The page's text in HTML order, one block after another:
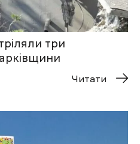
три
Читати